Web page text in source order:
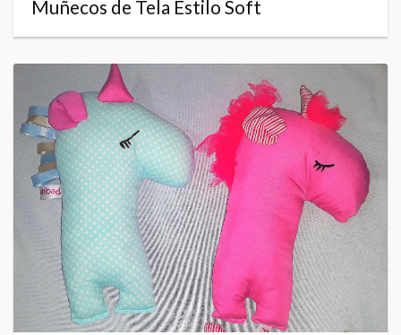
Muñecos de Tela Estilo Soft